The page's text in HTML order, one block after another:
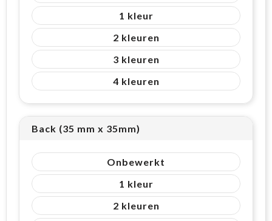
1
2
3
4
Back (35 mm x 35mm)
Onbewerkt
1
2